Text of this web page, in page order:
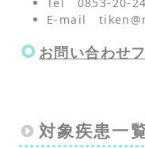
E-mail
お問い合わせ
対象疾患一